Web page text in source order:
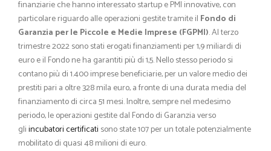
finanziarie che hanno interessato startup e PMI innovative, con
particolare riguardo alle operazioni gestite tramite il Fondo di
Garanzia per le Piccole e Medie Imprese (FGPMI). Al terzo
trimestre 2022 sono stati erogati finanziamenti per 1,9 miliardi di
euro e il Fondo ne ha garantiti più di 1,5. Nello stesso periodo si
contano più di 1.400 imprese beneficiarie, per un valore medio dei
prestiti pari a oltre 328 mila euro, a fronte di una durata media del
finanziamento di circa 51 mesi. Inoltre, sempre nel medesimo
periodo, le operazioni gestite dal Fondo di Garanzia verso
gliincubatori certificati sono state 107 per un totale potenzialmente
mobilitato di quasi 48 milioni di euro.